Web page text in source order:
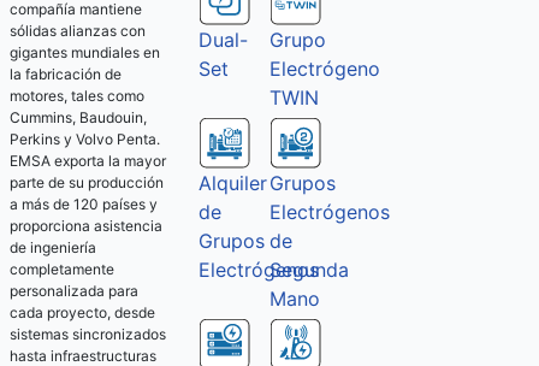
compañía mantiene
sólidas alianzas con
gigantes mundiales en
la fabricación de
motores, tales como
Cummins, Baudouin,
Perkins y Volvo Penta.
EMSA exporta la mayor
parte de su producción
a más de 120 países y
proporciona asistencia
de ingeniería
completamente
personalizada para
cada proyecto, desde
sistemas sincronizados
hasta infraestructuras
Dual-
Set
Grupo
Electrógeno
TWIN
Alquiler
de
Grupos
Electrógenos
Grupos
Electrógenos
de
Segunda
Mano